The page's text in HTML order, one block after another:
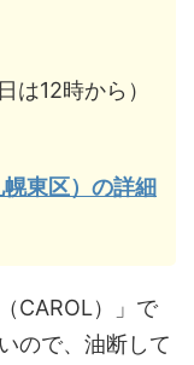
12時から）
東区）の詳細
CAROL）」で
ので、油断して